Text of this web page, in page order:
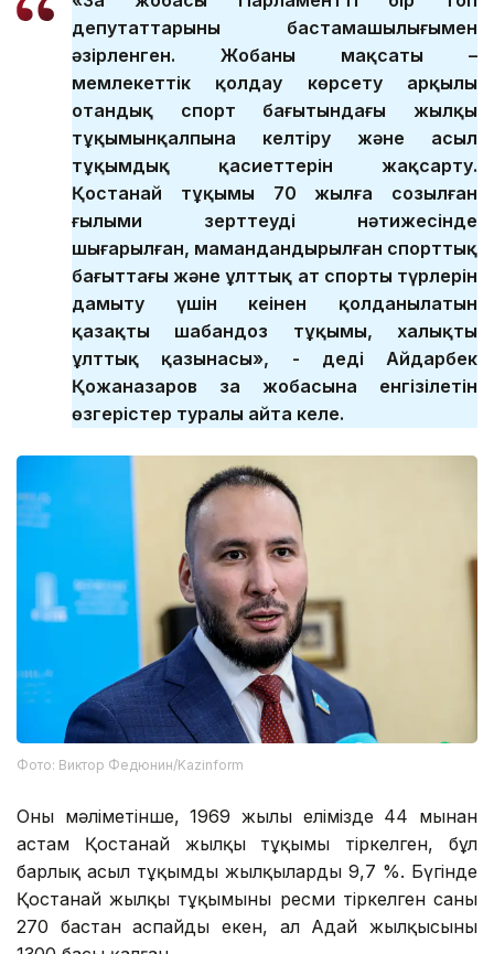
депутаттарының бастамашылығымен
әзірленген. Жобаның мақсаты –
мемлекеттік қолдау көрсету арқылы
отандық спорт бағытындағы жылқы
тұқымынқалпына келтіру және асыл
тұқымдық қасиеттерін жақсарту.
Қостанай тұқымы 70 жылға созылған
ғылыми зерттеудің нәтижесінде
шығарылған, мамандандырылған спорттық
бағыттағы және ұлттық ат спорты түрлерін
дамыту үшін кеңінен қолданылатын
қазақтың шабандоз тұқымы, халықтың
ұлттық қазынасы», - деді Айдарбек
Қожаназаров заң жобасына енгізілетін
өзгерістер туралы айта келе.
Фото: Виктор Федюнин/Kazinform
Оның мәліметінше, 1969 жылы елімізде 44 мыңнан
астам Қостанай жылқы тұқымы тіркелген, бұл
барлық асыл тұқымды жылқылардың 9,7 %. Бүгінде
Қостанай жылқы тұқымының ресми тіркелген саны
270 бастан аспайды екен, ал Адай жылқысының